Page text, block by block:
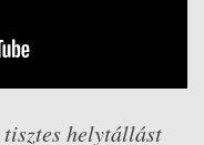
tisztes helytállást